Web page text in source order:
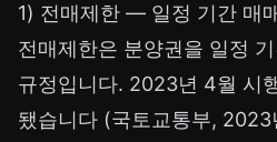
1) 전매제한 — 일정 기간 매
전매제한은 분양권을 일정
규정입니다. 2023년 4월 시
됐습니다 (국토교통부,